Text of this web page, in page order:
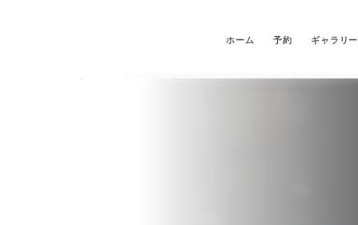
ホーム 予約 ギャラリー